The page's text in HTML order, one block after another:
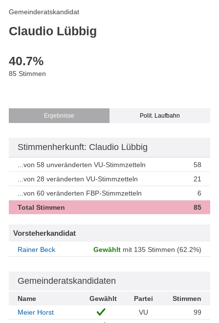
Gemeinderatskandidat
Claudio Lübbig
40.7%
85 Stimmen
Ergebnisse Polit. Laufbahn
Stimmenherkunft: Claudio Lübbig
...von 58 unveränderten VU-Stimmzetteln
58
...von 28 veränderten VU-Stimmzetteln
21
...von 60 veränderten FBP-Stimmzetteln
6
Total Stimmen
85
Vorsteherkandidat
Rainer Beck Gewählt mit 135 Stimmen (62.2%)
Gemeinderatskandidaten
Name Gewählt Partei
Stimmen
Meier Horst
VU
99